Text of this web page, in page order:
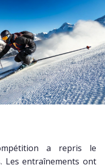
a repris le
Les entraînements ont